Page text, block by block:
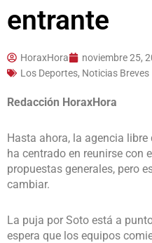
entrante
HoraxHora
noviembre 25,
Los Deportes, Noticias Breves
Redacción HoraxHora
Hasta ahora, la agencia
ha centrado en reunirse con
propuestas generales, pero
cambiar.
La puja por Soto está a
espera que los equipos